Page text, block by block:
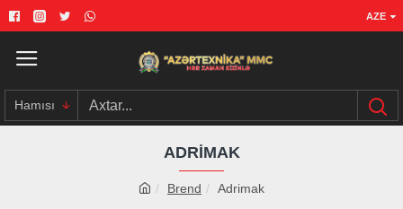
AZE
Hamısı
Brend Adrimak
ADRIMAK